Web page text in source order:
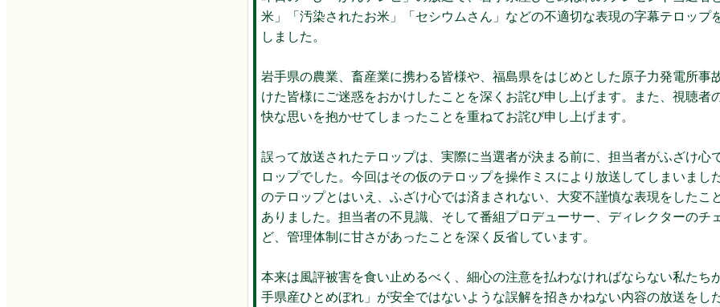
米」「汚染されたお米」「セシウムさん」などの不適切な表現の字幕テロップ
しました。
岩手県の農業、畜産業に携わる皆様や、福島県をはじめとした原子力発電所事
けた皆様にご迷惑をおかけしたことを深くお詫び申し上げます。また、視聴者
快な思いを抱かせてしまったことを重ねてお詫び申し上げます。
誤って放送されたテロップは、実際に当選者が決まる前に、担当者がふざけ心
ロップでした。今回はその仮のテロップを操作ミスにより放送してしまいまし
のテロップとはいえ、ふざけ心では済まされない、大変不謹慎な表現をしたこ
ありました。担当者の不見識、そして番組プロデューサー、ディレクターのチ
ど、管理体制に甘さがあったことを深く反省しています。
本来は風評被害を食い止めるべく、細心の注意を払わなければならない私たち
手県産ひとめぼれ」が安全ではないような誤解を招きかねない内容の放送をし